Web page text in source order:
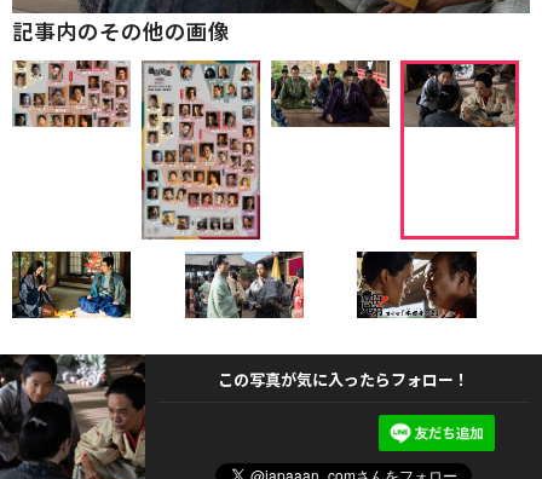
記事内のその他の画像
この写真が気に入ったらフォロー！